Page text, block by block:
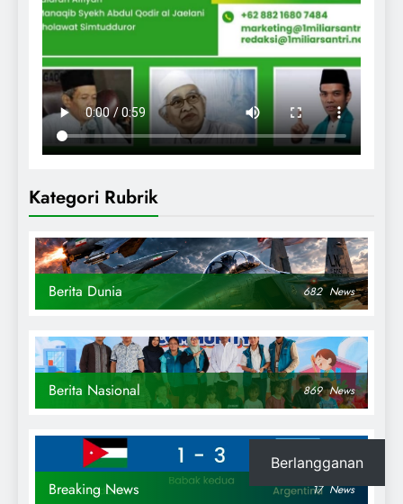
Kategori Rubrik
Berita Dunia 682 News
Berita Nasional 869 News
Breaking News 17 News
Berlangganan